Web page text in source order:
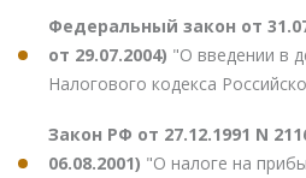
Федеральный закон от
от 29.07.2004) "О введении в
Налогового кодекса
Закон РФ от 27.12.1991 N
06.08.2001) "О налоге на